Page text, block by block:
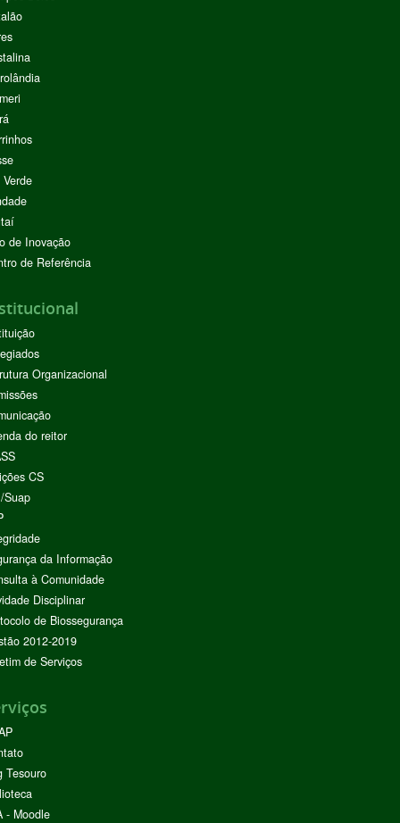
de Inovação
de Referência
Organizacional
do reitor
CS
Suap
da Informação
à Comunidade
Disciplinar
de Biossegurança
2012-2019
de Serviços
Tesouro
- Moodle